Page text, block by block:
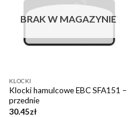
Dodaj do
schowka
BRAK W MAGAZYNIE
KLOCKI
Klocki hamulcowe EBC SFA151 –
przednie
30.45zł